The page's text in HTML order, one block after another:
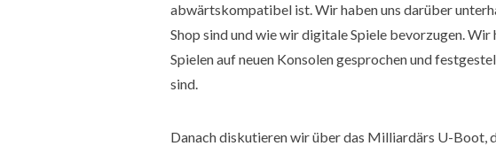
abwärtskompatibel ist. Wir haben uns darüber
Shop sind und wie wir digitale Spiele bevorzugen.
Spielen auf neuen Konsolen gesprochen und
sind.
Danach diskutieren wir über das Milliardärs U-Boot,